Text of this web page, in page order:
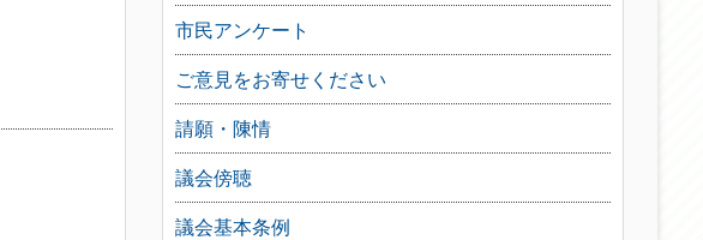
市民アンケート
ご意見をお寄せください
請願・陳情
議会傍聴
議会基本条例